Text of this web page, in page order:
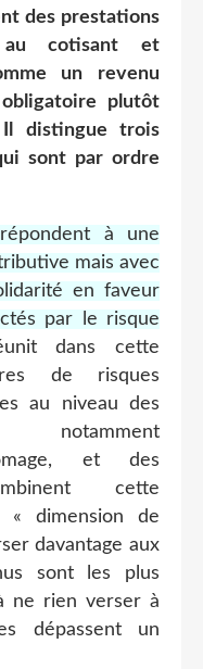
des prestations
au cotisant et
un revenu
plutôt
distingue trois
sont par ordre
à une
mais avec
en faveur
par le risque
dans cette
de risques
au niveau des
notamment
et des
cette
« dimension de
davantage aux
sont les plus
ne rien verser à
dépassent un